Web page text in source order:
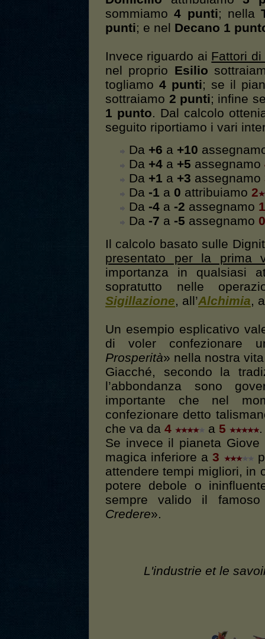
sommiamo4 punti; nella
punti; e nel Decano 1
Invece riguardo ai Fattori di
nel proprio Esilio
togliamo4 punti; se il
sottraiamo 2 punti; infine
1 punto. Dal calcolo
seguito riportiamo i vari
Da +6 a +10
Da +4 a +5 assegnamo
Da +1 a +3 assegnamo
Da -1 a 0 attribuiamo 2
Da -4 a -2 assegnamo 1
Da -7 a -5 assegnamo 0
Il calcolo basato sulle
presentato per la prima
importanza in qualsiasi
sopratutto nelle
Sigillazione, all’Alchimia,
Un esempio esplicativo
di voler confezionare
Prosperità» nella nostra
Giacché, secondo la
l’abbondanza sono
importante che nel
confezionare detto
che va da 4 a 5
.
Se invece il pianeta
magica inferiore a3
attendere tempi migliori, in
potere debole o
sempre valido il
Credere».
L'industrie et le